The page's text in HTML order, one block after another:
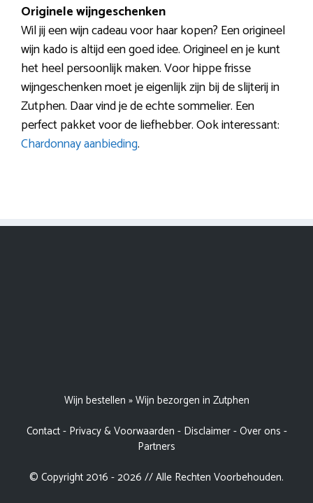
Originele wijngeschenken
Wil jij een wijn cadeau voor haar kopen? Een origineel
wijn kado is altijd een goed idee. Origineel en je kunt
het heel persoonlijk maken. Voor hippe frisse
wijngeschenken moet je eigenlijk zijn bij de slijterij in
Zutphen. Daar vind je de echte sommelier. Een
perfect pakket voor de liefhebber. Ook interessant:
Chardonnay aanbieding.
Wijn bestellen »Wijn bezorgen in Zutphen
Contact- Privacy & Voorwaarden - Disclaimer-Over ons -
Partners
© Copyright 2016 - 2026 // Alle Rechten Voorbehouden.